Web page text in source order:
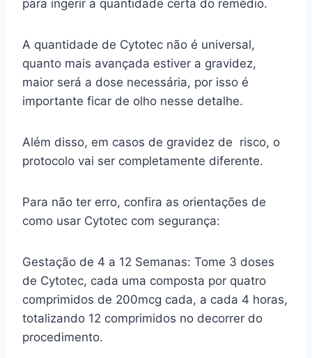
para ingerir a quantidade certa do remédio.
A quantidade de Cytotec não é universal,
quanto mais avançada estiver a gravidez,
maior será a dose necessária, por isso é
importante ficar de olho nesse detalhe.
Além disso, em casos de gravidez de risco, o
protocolo vai ser completamente diferente.
Para não ter erro, confira as orientações de
como usar Cytotec com segurança:
Gestação de 4 a 12 Semanas: Tome 3 doses
de Cytotec, cada uma composta por quatro
comprimidos de 200mcg cada, a cada 4 horas,
totalizando 12 comprimidos no decorrer do
procedimento.